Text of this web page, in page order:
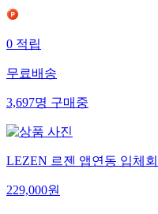
0적립
무료배송
3,697명구매중
LEZEN 르젠 앱연동 입체
229,000원